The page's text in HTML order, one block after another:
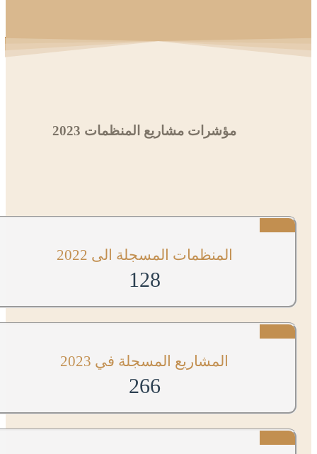
مؤشرات مشاريع المنظمات 2023
المنظمات المسجلة الى 2022
128
المشاريع المسجلة في 2023
266